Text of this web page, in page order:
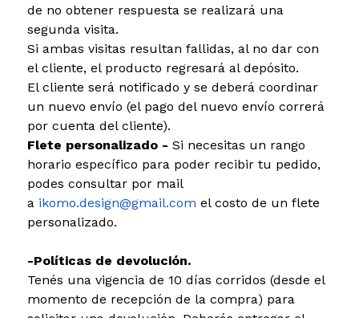
de no obtener respuesta se realizará una
segunda visita.
Si ambas visitas resultan fallidas, al no dar con
el cliente, el producto regresará al depósito.
El cliente será notificado y se deberá coordinar
un nuevo envío (el pago del nuevo envío correrá
por cuenta del cliente).
Flete personalizado - Si necesitas un rango
horario específico para poder recibir tu pedido,
podes consultar por mail
a ikomo.design@gmail.com el costo de un flete
personalizado.
-Políticas de devolución.
Tenés una vigencia de 10 días corridos (desde el
momento de recepción de la compra) para